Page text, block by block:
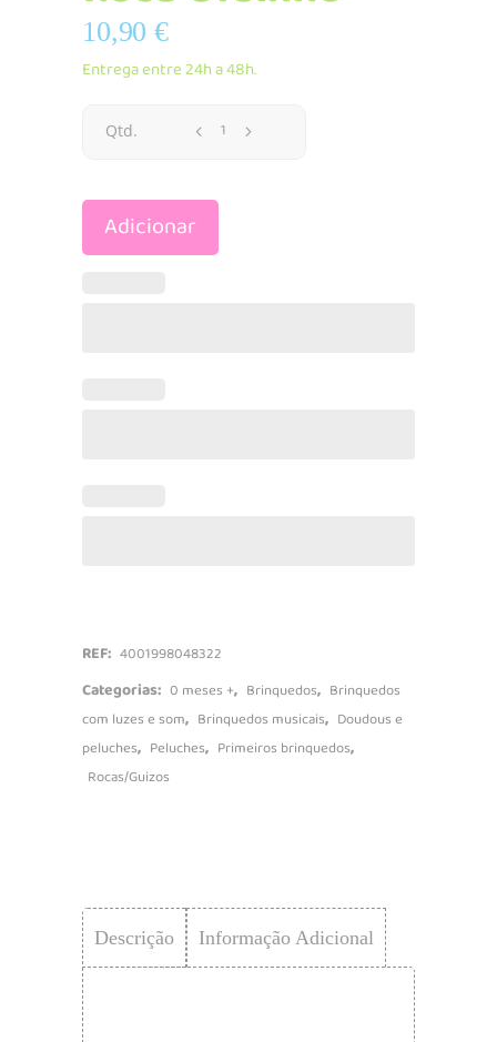
10,90€
Entrega entre 24h a 48h.
FEHN
Natur
Qtd.
Adicionar
REF: 4001998048322
Categorias: 0 meses +, Brinquedos, Brinquedos
com luzes e som, Brinquedos musicais, Doudous e
peluches, Peluches, Primeiros brinquedos,
Rocas/Guizos
Descrição Informação Adicional